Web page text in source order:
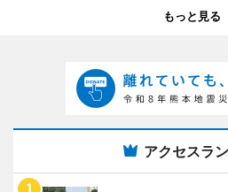
もっと見る
アクセスラ